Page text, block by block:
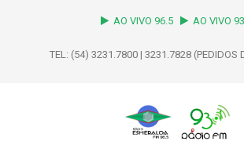
AO VIVO 96.5 AO VIVO
TEL: (54) 3231.7800 | 3231.7828 (PEDIDOS